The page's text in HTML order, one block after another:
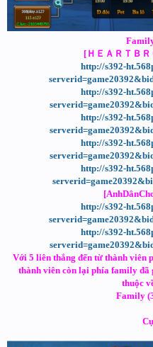
[ＨＥＡＲＴＢＲ
http://s392-
http://s392-
http://s392-
http://s392-
http://s392-
http://s392-
http://s392-
Với 5 liên thắng đến từ thành viên
thành viên còn lại phía family đã
thuộc
Family